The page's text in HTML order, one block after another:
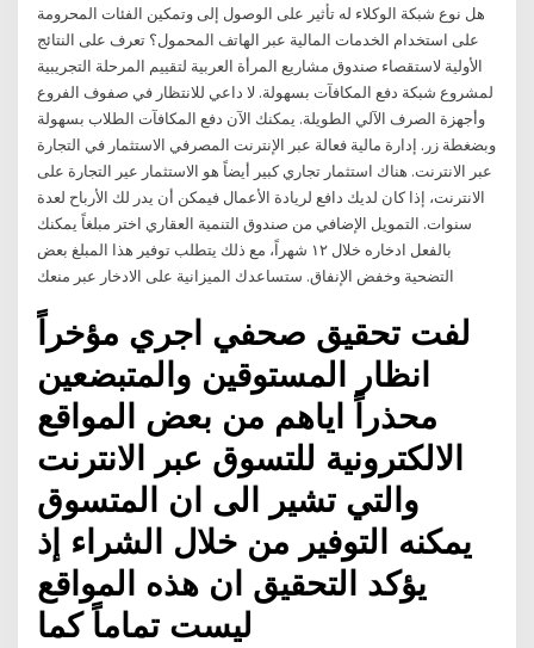
هل نوع شبكة الوكلاء له تأثير على الوصول إلى وتمكين الفئات المحرومة
على استخدام الخدمات المالية عبر الهاتف المحمول؟ تعرف على النتائج
الأولية لاستقصاء صندوق مشاريع المرأة العربية لتقييم المرحلة التجريبية
لمشروع شبكة دفع المكافآت بسهولة. لا داعي للانتظار في صفوف الفروع
وأجهزة الصرف الآلي الطويلة. يمكنك الآن دفع المكافآت الطلاب بسهولة
وبضغطة زر. إدارة مالية فعالة عبر الإنترنت المصرفي الاستثمار في التجارة
عبر الانترنت. هناك استثمار تجاري كبير أيضاً هو الاستثمار عير التجارة على
الانترنت، إذا كان لديك دافع لريادة الأعمال فيمكن أن يدر لك الأرباح لعدة
سنوات. التمويل الإضافي من صندوق التنمية العقاري اختر مبلغاً يمكنك
بالفعل ادخاره خلال ١٢ شهراً، مع ذلك يتطلب توفير هذا المبلغ بعض
التضحية وخفض الإنفاق. ستساعدك الميزانية على الادخار عبر منعك
لفت تحقيق صحفي اجري مؤخراً
انظار المستوقين والمتبضعين
محذراً اياهم من بعض المواقع
الالكترونية للتسوق عبر الانترنت
والتي تشير الى ان المتسوق
يمكنه التوفير من خلال الشراء إذ
يؤكد التحقيق ان هذه المواقع
ليست تماماً كما